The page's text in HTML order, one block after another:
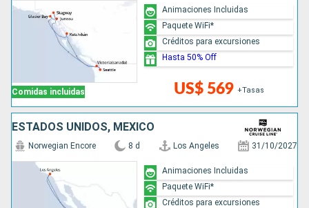
Comidas incluidas US$ 569 +Tasas
Animaciones Incluidas
Paquete WiFi*
Créditos para excursiones
Hasta 50% Off
ESTADOS UNIDOS, MÉXICO
Norwegian Encore 8 d Los Angeles 31/10/2027
Animaciones Incluidas
Paquete WiFi*
Créditos para excursiones